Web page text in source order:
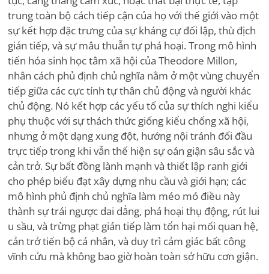
trung toàn bộ cách tiếp cận của họ với thế giới vào một
sự kết hợp đặc trưng của sự kháng cự đối lập, thù địch
gián tiếp, và sự mâu thuẫn tự phá hoại. Trong mô hình
tiến hóa sinh học tâm xã hội của Theodore Millon,
nhân cách phủ định chủ nghĩa nằm ở một vùng chuyển
tiếp giữa các cực tính tự thân chủ động và người khác
chủ động. Nó kết hợp các yếu tố của sự thích nghi kiểu
phụ thuộc với sự thách thức giống kiểu chống xã hội,
nhưng ở một dạng xung đột, hướng nội tránh đối đầu
trực tiếp trong khi vẫn thể hiện sự oán giận sâu sắc và
cản trở. Sự bất đồng lành mạnh và thiết lập ranh giới
cho phép biểu đạt xây dựng nhu cầu và giới hạn; các
mô hình phủ định chủ nghĩa làm méo mó điều này
thành sự trái ngược dai dẳng, phá hoại thụ động, rút lui
u sầu, và trừng phạt gián tiếp làm tổn hại mối quan hệ,
cản trở tiến bộ cá nhân, và duy trì cảm giác bất công
vĩnh cửu mà không bao giờ hoàn toàn sở hữu cơn giận.